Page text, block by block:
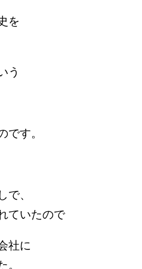
を
う
です。
で、
ていたので
社に
。